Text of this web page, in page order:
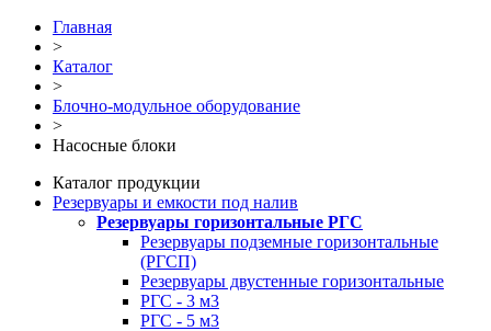
Главная
>
Каталог
>
Блочно-модульное оборудование
>
Насосные блоки
Каталог продукции
Резервуары и емкости под налив
Резервуары горизонтальные РГС
Резервуары подземные горизонтальные
(РГСП)
Резервуары двустенные горизонтальные
РГС - 3 м3
РГС - 5 м3